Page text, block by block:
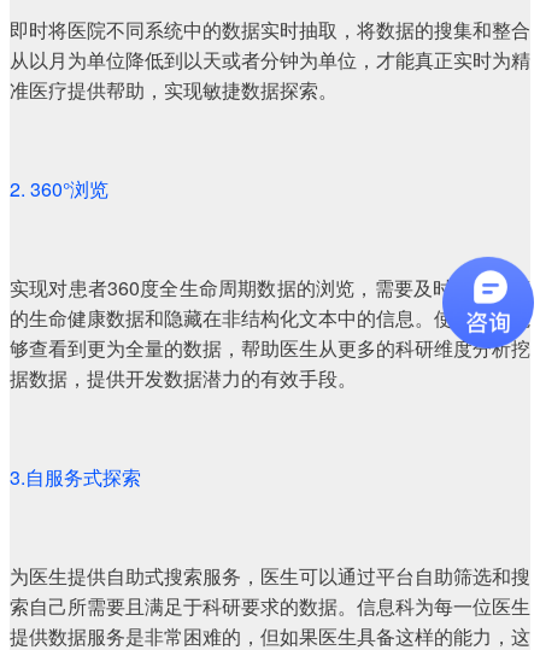
即时将医院不同系统中的数据实时抽取，将数据的搜集和整合
从以月为单位降低到以天或者分钟为单位，才能真正实时为精
准医疗提供帮助，实现敏捷数据探索。
2. 360°浏览
实现对患者360度全生命周期数据的浏览，需要及时发现隐藏
的生命健康数据和隐藏在非结构化文本中的信息。使得医生能
够查看到更为全量的数据，帮助医生从更多的科研维度分析挖
据数据，提供开发数据潜力的有效手段。
3.自服务式探索
为医生提供自助式搜索服务，医生可以通过平台自助筛选和搜
索自己所需要且满足于科研要求的数据。信息科为每一位医生
提供数据服务是非常困难的，但如果医生具备这样的能力，这